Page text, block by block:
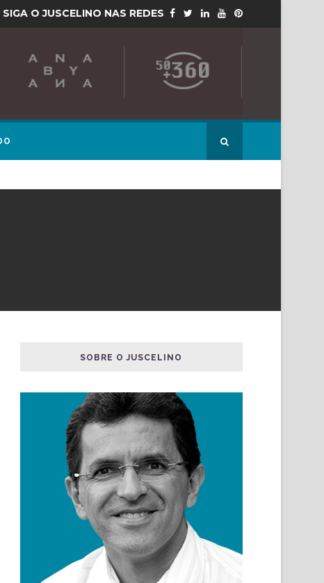
SIGA O JUSCELINO NAS REDES
SOBRE O JUSCELINO